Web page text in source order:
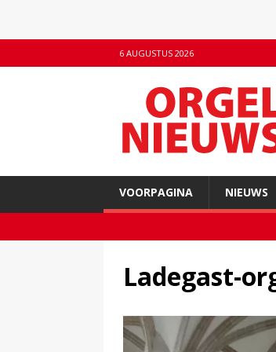
6 AUGUSTUS 2026
VOORPAGINA NIEUWS
Ladegast-